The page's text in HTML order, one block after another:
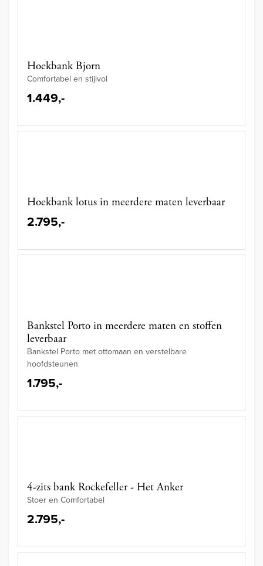
Hoekbank Bjorn
Comfortabel en stijlvol
1.449,-
Hoekbank lotus in meerdere maten leverbaar
2.795,-
Bankstel Porto in meerdere maten en stoffen
leverbaar
Bankstel Porto met ottomaan en verstelbare
hoofdsteunen
1.795,-
4-zits bank Rockefeller - Het Anker
Stoer en Comfortabel
2.795,-